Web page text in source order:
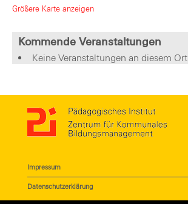
Größere Karte anzeigen
Kommende Veranstaltungen
Keine Veranstaltungen an diesem Ort
Impressum
Datenschutzerklärung